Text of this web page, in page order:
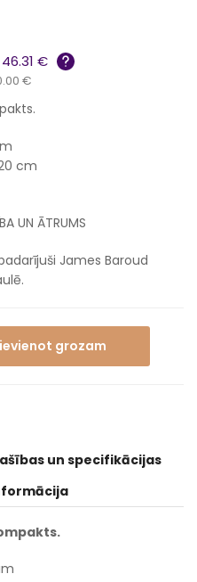
€
€
cm
UN ĀTRUMS
James Baroud
grozam
un specifikācijas